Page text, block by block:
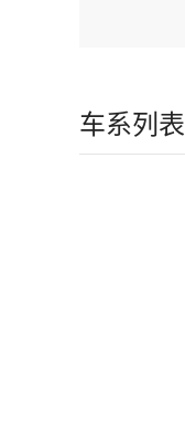
车系列表